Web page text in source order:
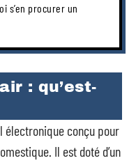
s’en procurer un
: qu’est-
électronique conçu pour
Il est doté d’un